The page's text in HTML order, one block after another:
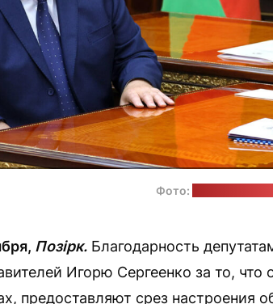
Фото:
Позірк. Благодарность
Игорю Сергеенко за то,
предоставляют срез настроения